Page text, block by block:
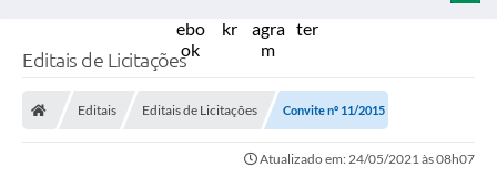
Editais de Licitações
Editais Editais de Licitações Convite nº 11/2015
Atualizado em: 24/05/2021 às 08h07